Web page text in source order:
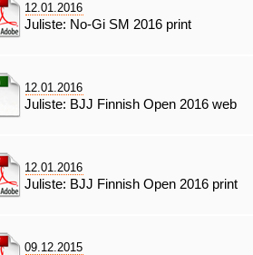
12.01.2016
Juliste: No-Gi SM 2016 print
12.01.2016
Juliste: BJJ Finnish Open 2016 web
12.01.2016
Juliste: BJJ Finnish Open 2016 print
09.12.2015